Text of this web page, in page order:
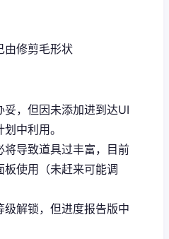
由修剪毛形状
，但因未添加进到达UI
中利用。
将导致道具过丰富，目前
使用（未赶来可能调
解锁，但进度报告版中